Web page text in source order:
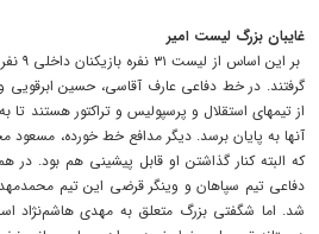
غایبان بزرگ لیست امیر
گرفتند. در خط دفاعی عارف آقاسی، حسین ابرقویی
از تیمهای استقلال و پرسپولیس و تراکتور هستند تا
آنها به پایان برسد. دیگر مدافع خط خورده، مسعود
که البته کنار گذاشتن او قابل پیشینی هم بود.
دفاعی تیم سپاهان و وینگر قرضی این تیم
شد. اما شگفتی بزرگ متعلق به مهدی هاشم‌نژاد